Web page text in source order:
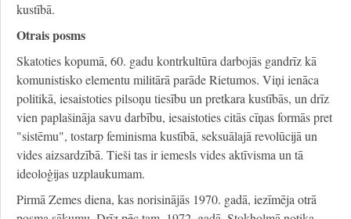
kustībā.
Otrais posms
Skatoties kopumā, 60. gadu kontrkultūra darbojās gandrīz kā
komunistisko elementu militārā parāde Rietumos. Viņi ienāca
politikā, iesaistoties pilsoņu tiesību un pretkara kustībās, un drīz
vien paplašināja savu darbību, iesaistoties citās cīņas formās pret
"sistēmu", tostarp feminisma kustībā, seksuālajā revolūcijā un
vides aizsardzībā. Tieši tas ir iemesls vides aktīvisma un tā
ideoloģijas uzplaukumam.
Pirmā Zemes diena, kas norisinājās 1970. gadā, iezīmēja otrā